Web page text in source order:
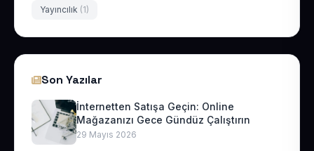
Yayıncılık (1)
Son Yazılar
İnternetten Satışa Geçin: Online
Mağazanızı Gece Gündüz Çalıştırın
29 Mayıs 2026